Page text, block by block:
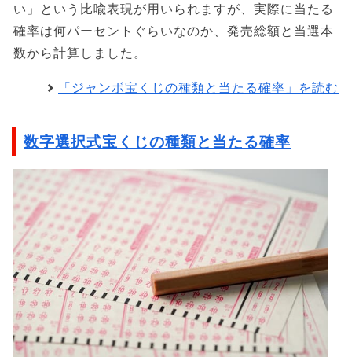
い」という比喩表現が用いられますが、実際に当たる
確率は何パーセントぐらいなのか、発売総額と当選本
数から計算しました。
「ジャンボ宝くじの種類と当たる確率」を読む
数字選択式宝くじの種類と当たる確率